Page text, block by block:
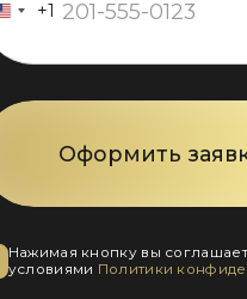
United
+1
+1
Нажимая кнопку вы
условиями Политики